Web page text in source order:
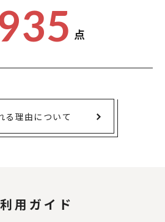
点
る理由について
用ガイド